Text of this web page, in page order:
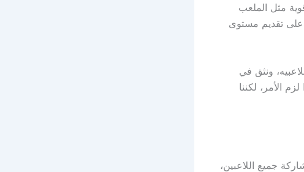
مثل الملعب
على تقديم مستوى
ونثق في
الأمر، لكننا
الأخيرة أمس على ملعب 26 مارس، بمشاركة جميع اللاعبين،